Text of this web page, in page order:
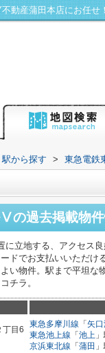
動産蒲田本店にお任せ！
から探す > 東急電鉄
Ⅴの過去掲載物
に立地する、アクセス
ドでお支払いいただけ
い物件。駅まで平坦な
チラ。
丁目6
東急多摩川線 「 矢
東急池上線 「 池上
京浜東北線 「 蒲田